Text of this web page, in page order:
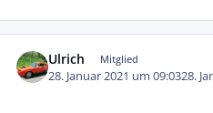
Ulrich Mitglied
28. Januar 2021 um 09:0328.